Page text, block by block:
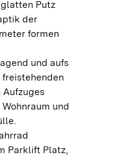
Putz
der
formen
und aufs
Aufzuges
und
Parklift Platz,